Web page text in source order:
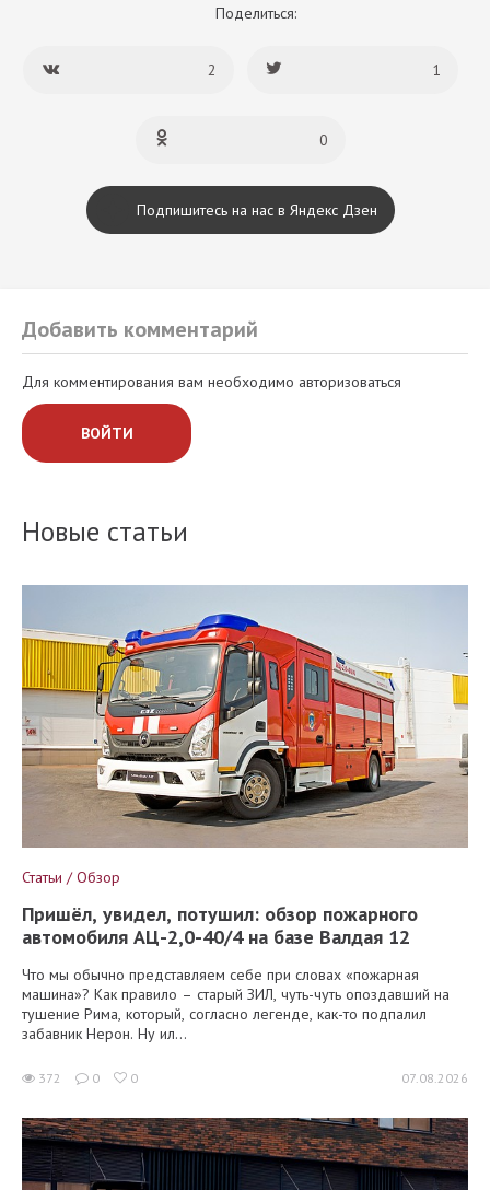
Поделиться:
2 1
0
Подпишитесь на нас в Яндекс Дзен
Добавить комментарий
Для комментирования вам необходимо авторизоваться
ВОЙТИ
Новые статьи
Статьи / Обзор
Пришёл, увидел, потушил: обзор пожарного
автомобиля АЦ-2,0-40/4 на базе Валдая 12
Что мы обычно представляем себе при словах «пожарная
машина»? Как правило – старый ЗИЛ, чуть-чуть опоздавший на
тушение Рима, который, согласно легенде, как-то подпалил
забавник Нерон. Ну ил...
372 0 0 07.08.2026